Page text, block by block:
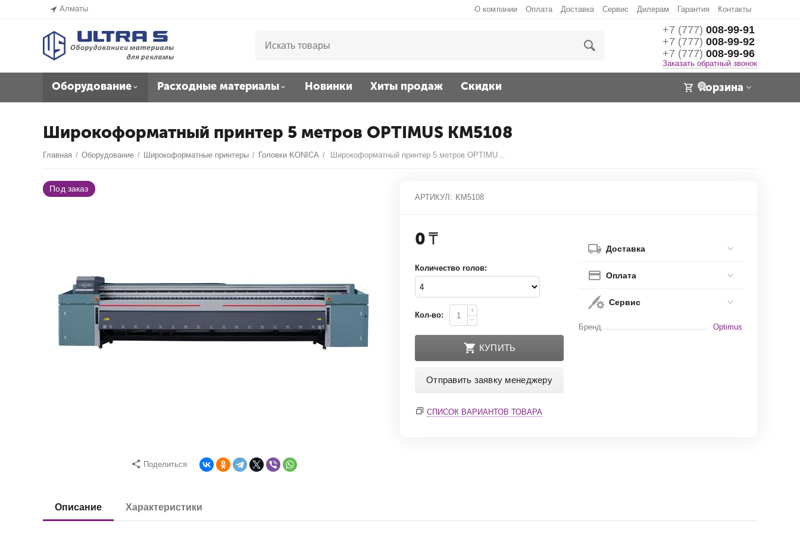
Алматы О компании Оплата Доставка Сервис Дилерам Гарантия Контакты
+7 (777) 008-99-91
+7 (777) 008-99-92
+7 (777) 008-99-96
Заказать обратный звонок
Оборудование Расходные материалы Новинки Хиты продаж Скидки 0
Корзина
Широкоформатный принтер 5 метров OPTIMUS KM5108
Главная / Оборудование / Широкоформатные принтеры / Головки KONICA / Широкоформатный принтер 5 метров OPTIMUS KM5108
Поделиться
АРТИКУЛ: KM5108
0₸
Количество голов:
Кол-во:
+
−
КУПИТЬ
Отправить заявку менеджеру
Доставка
Оплата
Сервис
Бренд Optimus
СПИСОК ВАРИАНТОВ ТОВАРА
Описание Характеристики